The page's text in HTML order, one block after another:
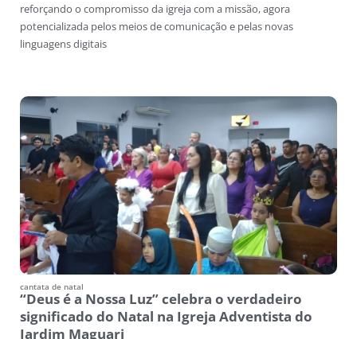
reforçando o compromisso da igreja com a missão, agora
potencializada pelos meios de comunicação e pelas novas
linguagens digitais
cantata de natal
“Deus é a Nossa Luz” celebra o verdadeiro
significado do Natal na Igreja Adventista do
Jardim Maguari